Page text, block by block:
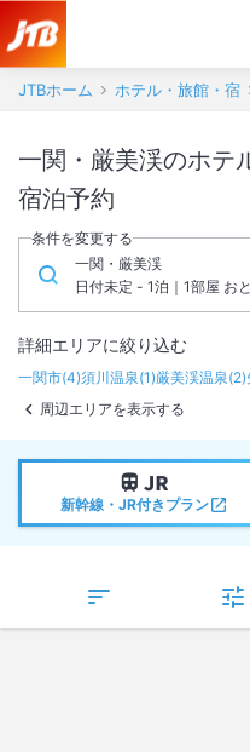
JTBホーム ホテル・旅館・宿
一関・厳美渓のホテ
宿泊予約
条件を変更する
一関・厳美渓
日付未定 - 1泊｜1部屋 お
詳細エリアに絞り込む
一関市(4)須川温泉(1)厳美渓温泉(2)
周辺エリアを表示する
新幹線・JR付きプラン